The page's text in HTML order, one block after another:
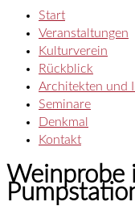
Start
Veranstaltungen
Kulturverein
Rückblick
Architekten und
Seminare
Denkmal
Kontakt
Weinprobe